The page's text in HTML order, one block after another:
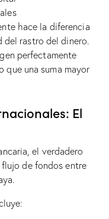
hace la diferencia
del rastro del dinero.
perfectamente
que una suma mayor
El
el verdadero
de fondos entre